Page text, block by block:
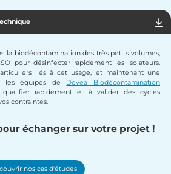
la biodécontamination des très petits volumes,
pour désinfecter rapidement les isolateurs.
liés à cet usage, et maintenant une
les équipes de Devea Biodécontamination
rapidement et à valider des cycles
contraintes.
échanger sur votre projet !
nos cas d'études